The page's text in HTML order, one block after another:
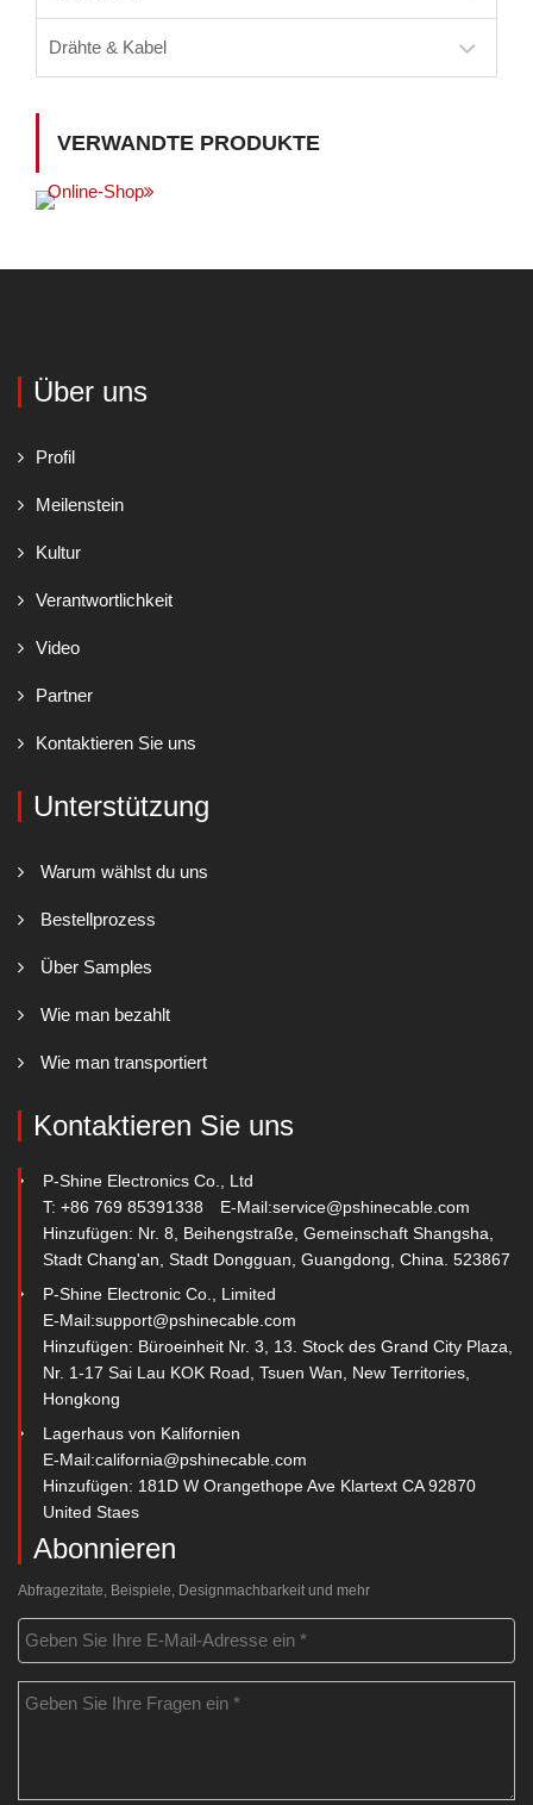
Drähte & Kabel
VERWANDTE PRODUKTE
Online-Shop
Über uns
Profil
Meilenstein
Kultur
Verantwortlichkeit
Video
Partner
Kontaktieren Sie uns
Unterstützung
Warum wählst du uns
Bestellprozess
Über Samples
Wie man bezahlt
Wie man transportiert
Kontaktieren Sie uns
P-Shine Electronics Co., Ltd
T: +86 769 85391338
E-Mail:service@pshinecable.com
Hinzufügen: Nr. 8, Beihengstraße, Gemeinschaft Shangsha,
Stadt Chang'an, Stadt Dongguan, Guangdong, China. 523867
P-Shine Electronic Co., Limited
E-Mail:support@pshinecable.com
Hinzufügen: Büroeinheit Nr. 3, 13. Stock des Grand City Plaza,
Nr. 1-17 Sai Lau KOK Road, Tsuen Wan, New Territories,
Hongkong
Lagerhaus von Kalifornien
E-Mail:california@pshinecable.com
Hinzufügen: 181D W Orangethope Ave Klartext CA 92870
United Staes
Abonnieren
Abfragezitate, Beispiele, Designmachbarkeit und mehr